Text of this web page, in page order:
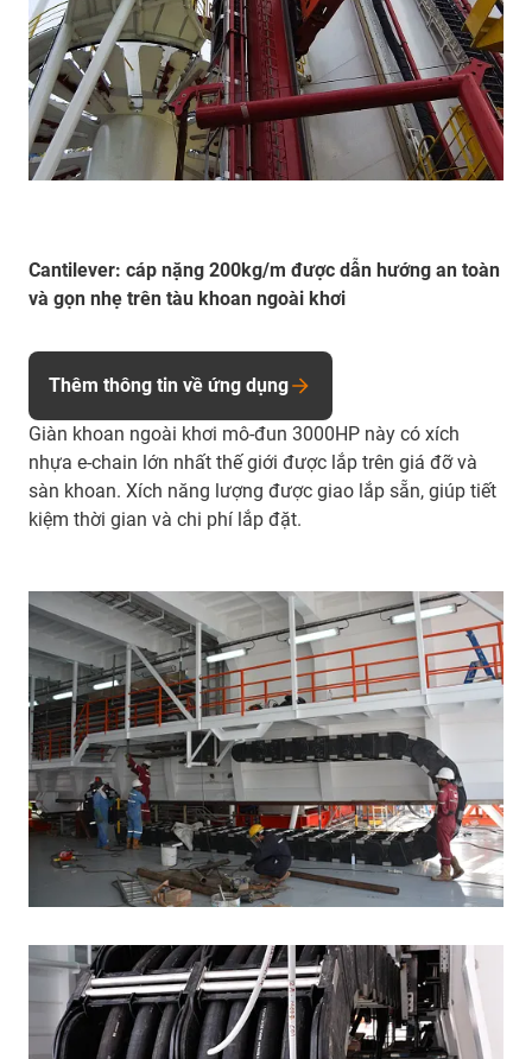
Cantilever: cáp nặng 200kg/m được dẫn hướng an toàn
và gọn nhẹ trên tàu khoan ngoài khơi
Giàn khoan ngoài khơi mô-đun 3000HP này có xích
nhựa e-chain lớn nhất thế giới được lắp trên giá đỡ và
sàn khoan. Xích năng lượng được giao lắp sẵn, giúp tiết
kiệm thời gian và chi phí lắp đặt.
Thêm thông tin về ứng dụng